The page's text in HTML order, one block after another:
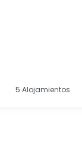
5 Alojamientos